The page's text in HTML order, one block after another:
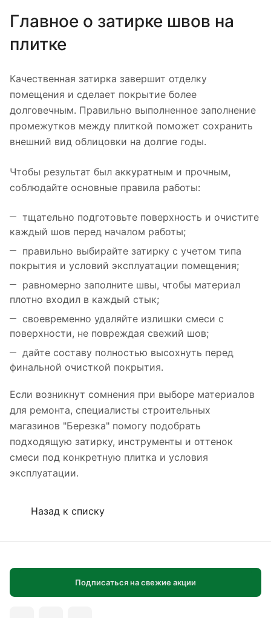
Главное о затирке швов на
плитке
Качественная затирка завершит отделку
помещения и сделает покрытие более
долговечным. Правильно выполненное заполнение
промежутков между плиткой поможет сохранить
внешний вид облицовки на долгие годы.
Чтобы результат был аккуратным и прочным,
соблюдайте основные правила работы:
тщательно подготовьте поверхность и очистите
каждый шов перед началом работы;
правильно выбирайте затирку с учетом типа
покрытия и условий эксплуатации помещения;
равномерно заполните швы, чтобы материал
плотно входил в каждый стык;
своевременно удаляйте излишки смеси с
поверхности, не повреждая свежий шов;
дайте составу полностью высохнуть перед
финальной очисткой покрытия.
Если возникнут сомнения при выборе материалов
для ремонта, специалисты строительных
магазинов "Березка" помогу подобрать
подходящую затирку, инструменты и оттенок
смеси под конкретную плитка и условия
эксплуатации.
Назад к списку
Подписаться на свежие акции